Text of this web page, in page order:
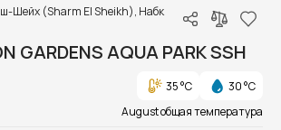
Шейх (Sharm El Sheikh), Набк
GARDENS AQUA PARK SSH
35 °C
30 °C
August общая температура